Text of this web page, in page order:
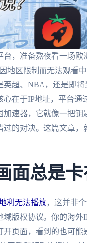
，准备熬夜看一场
地区限制而无法观看
超、NBA，还是即将
在于IP地址，平台通
速器，它就像一把钥
的对决。这篇文章
面总是
利无法播放，这并非
版权协议。你的海
页面，看到的也可能